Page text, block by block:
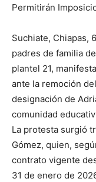
Permitirán
Suchiate, Chiapas,
padres de familia
plantel 21,
ante la remoción
designación de
comunidad
La protesta surgió
Gómez, quien,
contrato vigente
31 de enero de